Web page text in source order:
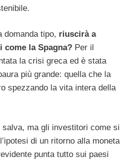
domanda tipo, riuscirà a
come la Spagna? Per il
la crisi greca ed è stata
più grande: quella che la
spezzando la vita intera della
salva, ma gli investitori come si
di un ritorno alla moneta
punta tutto sui paesi